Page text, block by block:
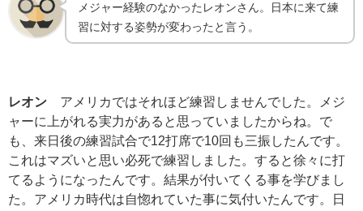
メジャー経験のなかったレオンさん。日本に来て練
習に対する姿勢が変わったと言う。
レオン アメリカではそれほど練習しませんでした。メジ
ャーに上がれる実力があると思っていましたからね。で
も、来日後の練習試合で12打席で10回も三振したんです。
これはマズいと思い必死で練習しました。すると徐々に打
てるようになったんです。結果が付いてくる事を学びまし
た。アメリカ時代は自惚れていた事に気付いたんです。日